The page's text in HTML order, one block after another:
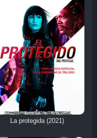
La protegida (2021)